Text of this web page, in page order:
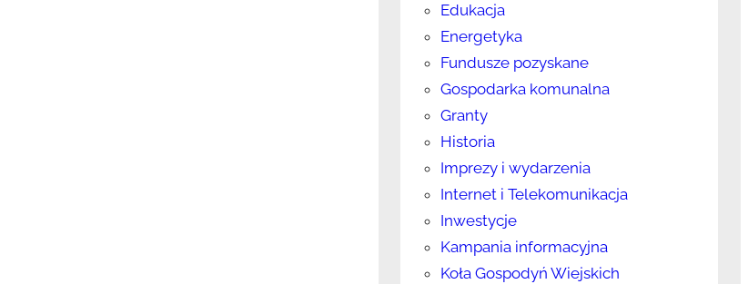
Edukacja
Energetyka
Fundusze pozyskane
Gospodarka komunalna
Granty
Historia
Imprezy i wydarzenia
Internet i Telekomunikacja
Inwestycje
Kampania informacyjna
Koła Gospodyń Wiejskich